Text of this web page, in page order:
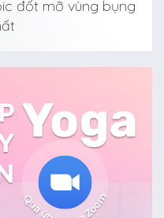
đốt mỡ vùng bụng